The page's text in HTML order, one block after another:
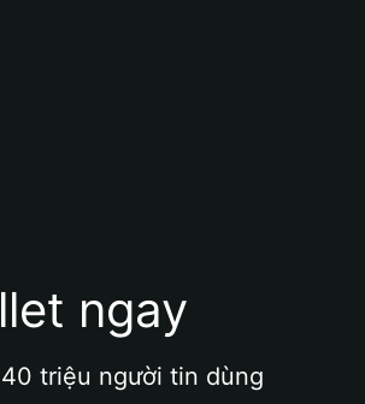
ngay
triệu người tin dùng